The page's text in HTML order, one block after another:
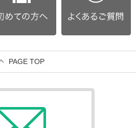
PAGE TOP